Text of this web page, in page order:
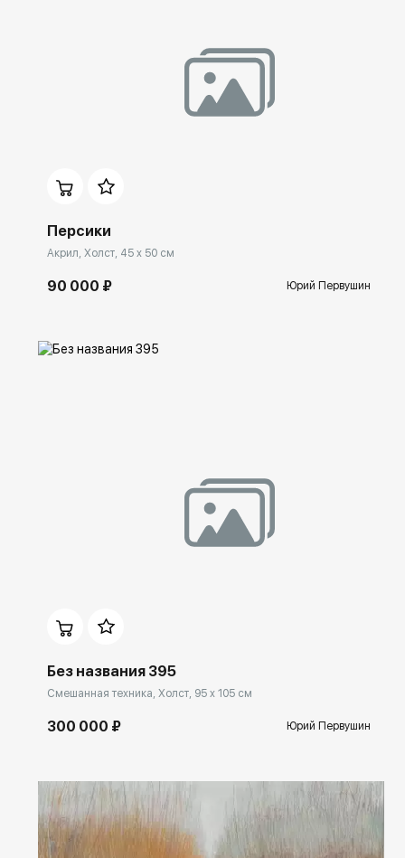
Персики
Акрил, Холст, 45 x 50 см
90 000 ₽ Юрий Первушин
Без названия 395
Смешанная техника, Холст, 95 x 105 см
300 000 ₽ Юрий Первушин